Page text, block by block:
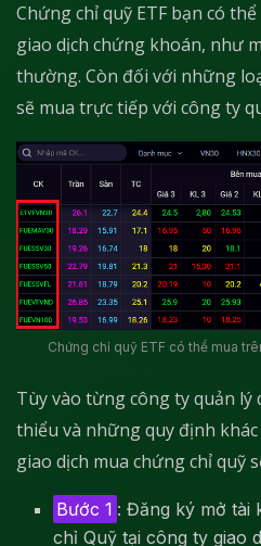
Chứng chỉ quỹ ETF bạn có
giao dịch chứng khoán, như
thường. Còn đối với những
sẽ mua trực tiếp với công ty
Chứng chỉ quỹ ETF có thể mua
Tùy vào từng công ty quản lý
thiểu và những quy định
giao dịch mua chứng chỉ quỹ
Bước 1 : Đăng ký mở tài
chỉ Quỹ tại công ty giao